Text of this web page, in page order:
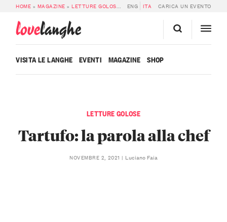
HOME » MAGAZINE »LETTURE GOLOSE » TARTUFO: LA PAROLA ALLA CHEF
ENG ITA CARICA UN EVENTO
lovelanghe
VISITA LE LANGHE EVENTI MAGAZINE SHOP
LETTURE GOLOSE
Tartufo: la parola alla chef
NOVEMBRE 2, 2021 Luciano Faia